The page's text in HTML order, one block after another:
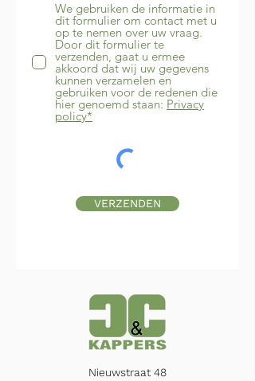
We gebruiken de informatie in
dit formulier om contact met u
op te nemen over uw vraag.
Door dit formulier te
verzenden, gaat u ermee
akkoord dat wij uw gegevens
kunnen verzamelen en
gebruiken voor de redenen die
hier genoemd staan: Privacy
policy*
VERZENDEN
Nieuwstraat 48